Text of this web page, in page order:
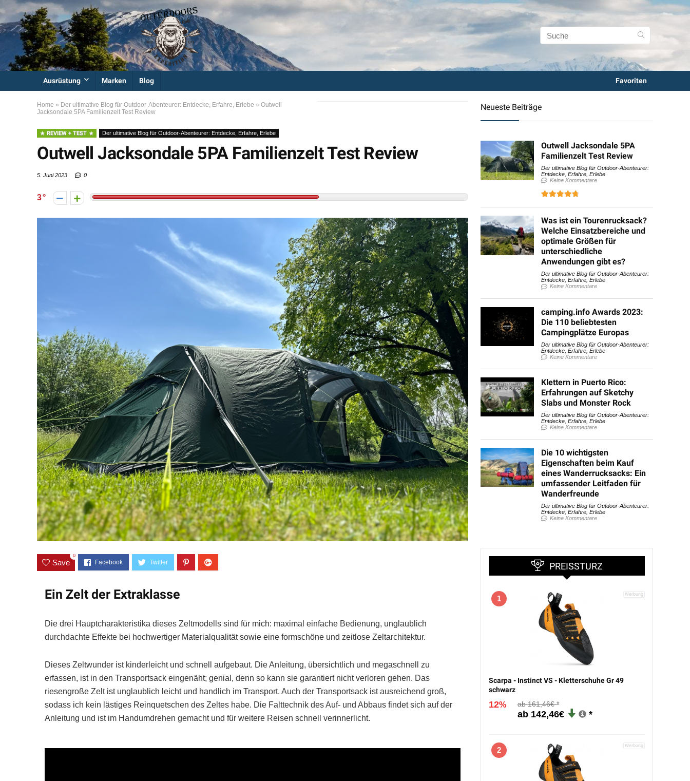
Ausrüstung Marken Blog Favoriten
Home » Der ultimative Blog für Outdoor-Abenteurer: Entdecke, Erfahre, Erlebe » Outwell
Jacksondale 5PA Familienzelt Test Review
REVIEW + TEST Der ultimative Blog für Outdoor-Abenteurer: Entdecke, Erfahre, Erlebe
Outwell Jacksondale 5PA Familienzelt Test Review
5. Juni 2023 0
3
Save
0
Ein Zelt der Extraklasse
Die drei Hauptcharakteristika dieses Zeltmodells sind für mich: maximal einfache Bedienung, unglaublich
durchdachte Effekte bei hochwertiger Materialqualität sowie eine formschöne und zeitlose Zeltarchitektur.
Dieses Zeltwunder ist kinderleicht und schnell aufgebaut. Die Anleitung, übersichtlich und megaschnell zu
erfassen, ist in den Transportsack eingenäht; genial, denn so kann sie garantiert nicht verloren gehen. Das
riesengroße Zelt ist unglaublich leicht und handlich im Transport. Auch der Transportsack ist ausreichend groß,
sodass ich kein lästiges Reinquetschen des Zeltes habe. Die Falttechnik des Auf- und Abbaus findet sich auf der
Anleitung und ist im Handumdrehen gemacht und für weitere Reisen schnell verinnerlicht.
Neueste Beiträge
Outwell Jacksondale 5PA
Familienzelt Test Review
Der ultimative Blog für Outdoor-Abenteurer:
Entdecke, Erfahre, Erlebe
Keine Kommentare
Was ist ein Tourenrucksack?
Welche Einsatzbereiche und
optimale Größen für
unterschiedliche
Anwendungen gibt es?
Der ultimative Blog für Outdoor-Abenteurer:
Entdecke, Erfahre, Erlebe
Keine Kommentare
camping.info Awards 2023:
Die 110 beliebtesten
Campingplätze Europas
Der ultimative Blog für Outdoor-Abenteurer:
Entdecke, Erfahre, Erlebe
Keine Kommentare
Klettern in Puerto Rico:
Erfahrungen auf Sketchy
Slabs und Monster Rock
Der ultimative Blog für Outdoor-Abenteurer:
Entdecke, Erfahre, Erlebe
Keine Kommentare
Die 10 wichtigsten
Eigenschaften beim Kauf
eines Wanderrucksacks: Ein
umfassender Leitfaden für
Wanderfreunde
Der ultimative Blog für Outdoor-Abenteurer:
Entdecke, Erfahre, Erlebe
Keine Kommentare
PREISSTURZ
1
Scarpa - Instinct VS - Kletterschuhe Gr 49
schwarz
12% 161,46€
142,46€
2